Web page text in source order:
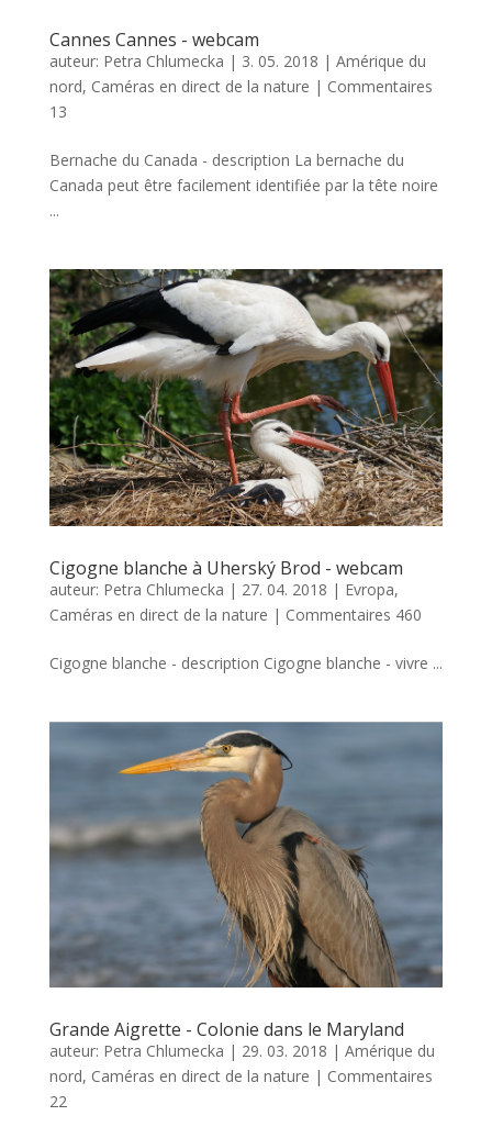
Cannes Cannes - webcam
auteur: Petra Chlumecka | 3. 05. 2018 | Amérique du
nord, Caméras en direct de la nature | Commentaires
13
Bernache du Canada - description La bernache du
Canada peut être facilement identifiée par la tête noire
...
Cigogne blanche à Uherský Brod - webcam
auteur: Petra Chlumecka | 27. 04. 2018 | Evropa,
Caméras en direct de la nature | Commentaires 460
Cigogne blanche - description Cigogne blanche - vivre ...
Grande Aigrette - Colonie dans le Maryland
auteur: Petra Chlumecka | 29. 03. 2018 | Amérique du
nord, Caméras en direct de la nature | Commentaires
22